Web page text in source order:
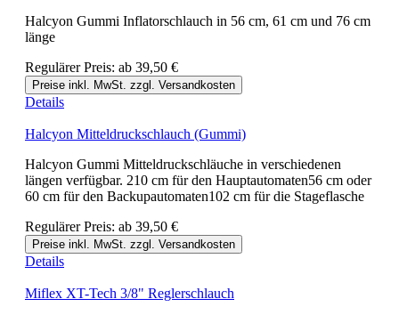
Halcyon Gummi Inflatorschlauch in 56 cm, 61 cm und 76 cm
länge
Regulärer Preis: ab 39,50 €
Preise inkl. MwSt. zzgl. Versandkosten
Details
Halcyon Mitteldruckschlauch (Gummi)
Halcyon Gummi Mitteldruckschläuche in verschiedenen
längen verfügbar. 210 cm für den Hauptautomaten56 cm oder
60 cm für den Backupautomaten102 cm für die Stageflasche
Regulärer Preis: ab 39,50 €
Preise inkl. MwSt. zzgl. Versandkosten
Details
Miflex XT-Tech 3/8" Reglerschlauch